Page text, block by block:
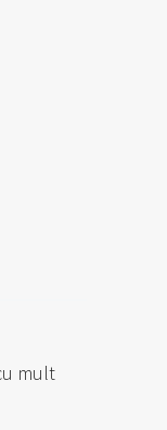
mult